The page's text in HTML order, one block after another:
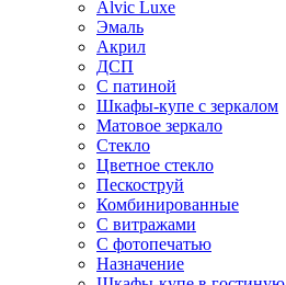
Alvic Luxe
Эмаль
Акрил
ДСП
С патиной
Шкафы-купе с зеркалом
Матовое зеркало
Стекло
Цветное стекло
Пескоструй
Комбинированные
С витражами
С фотопечатью
Назначение